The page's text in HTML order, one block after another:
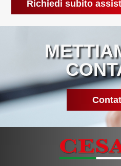
Richiedi subito